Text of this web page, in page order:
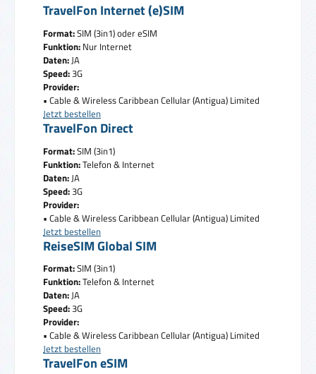
TravelFon Internet (e)SIM
Format:SIM (3in1) oder eSIM
Funktion: Nur Internet
Daten: JA
Speed:3G
Provider:
• Cable & Wireless Caribbean Cellular (Antigua) Limited
Jetzt bestellen
TravelFon Direct
Format:SIM (3in1)
Funktion:Telefon & Internet
Daten: JA
Speed:3G
Provider:
• Cable & Wireless Caribbean Cellular (Antigua) Limited
Jetzt bestellen
ReiseSIM Global SIM
Format:SIM (3in1)
Funktion:Telefon & Internet
Daten:JA
Speed:3G
Provider:
• Cable & Wireless Caribbean Cellular (Antigua) Limited
Jetzt bestellen
TravelFon eSIM